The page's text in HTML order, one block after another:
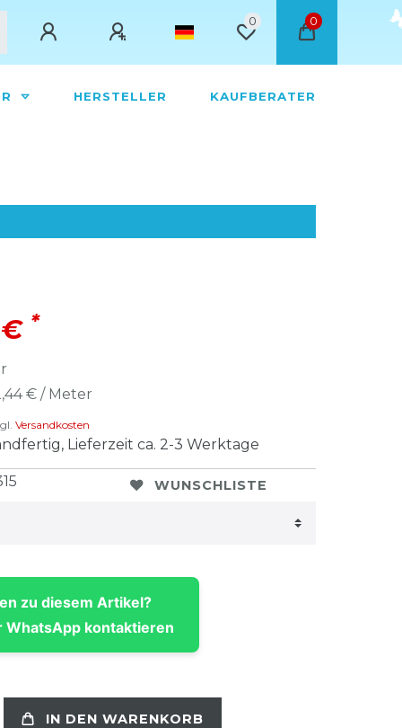
0 0
HERSTELLER KAUFBERATER
*
€ / Meter
Versandkosten
Lieferzeit ca. 2-3 Werktage
WUNSCHLISTE
zu diesem Artikel?
WhatsApp kontaktieren
IN DEN WARENKORB